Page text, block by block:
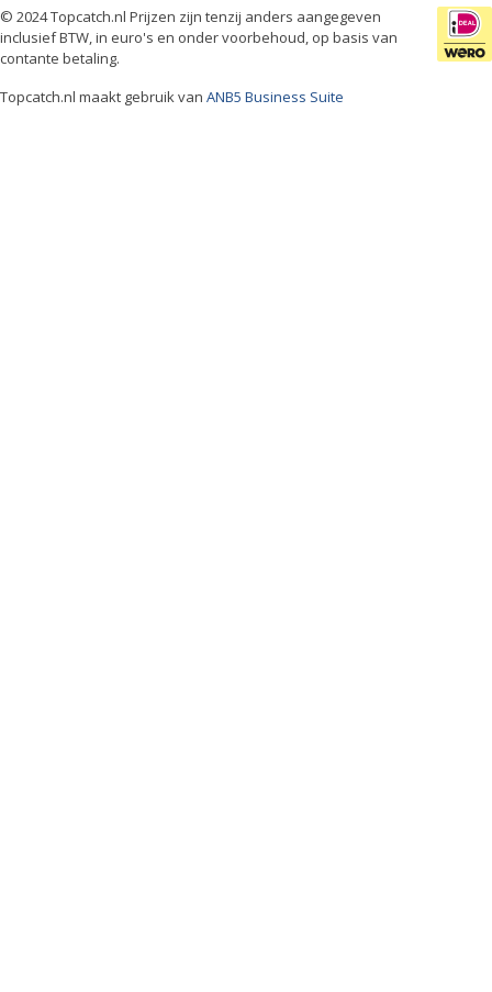
© 2024 Topcatch.nl Prijzen zijn tenzij anders aangegeven
inclusief BTW, in euro's en onder voorbehoud, op basis van
contante betaling.
Topcatch.nl maakt gebruik van ANB5 Business Suite